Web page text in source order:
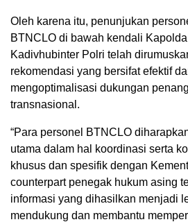
Oleh karena itu, penunjukan
BTNCLO di bawah kendali
Kadivhubinter Polri telah
rekomendasi yang bersifat efektif
mengoptimalisasi dukungan
transnasional.
“Para personel BTNCLO
utama dalam hal koordinasi serta
khusus dan spesifik dengan
counterpart penegak hukum asing
informasi yang dihasilkan menjadi
mendukung dan membantu